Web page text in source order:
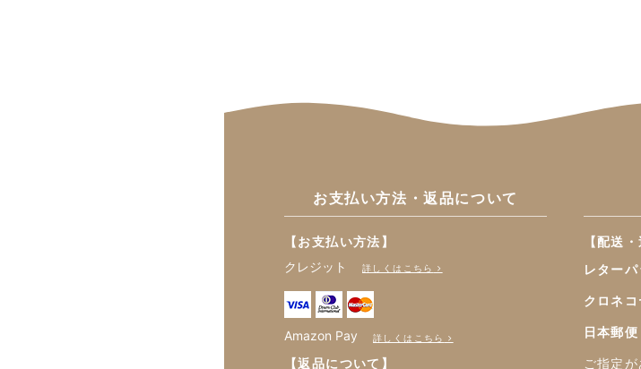
お支払い方法・返品について
【お支払い方法】
クレジット
詳しくはこちら
Amazon Pay 詳しくはこちら
【返品について】
【配送
レター
クロネコ
日本郵便
ご指定